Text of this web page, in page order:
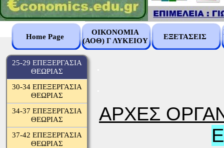
Home Page
ΟΙΚΟΝΟΜΙΑ
(ΑΟΘ) Γ ΛΥΚΕΙΟΥ
ΕΞΕΤΑΣΕΙΣ
25-29 ΕΠΕΞΕΡΓΑΣΙΑ
ΘΕΩΡΙΑΣ
30-34 ΕΠΕΞΕΡΓΑΣΙΑ
ΘΕΩΡΙΑΣ
34-37 ΕΠΕΞΕΡΓΑΣΙΑ
ΘΕΩΡΙΑΣ
37-42 ΕΠΕΞΕΡΓΑΣΙΑ
ΘΕΩΡΙΑΣ
ΑΡΧΕΣ